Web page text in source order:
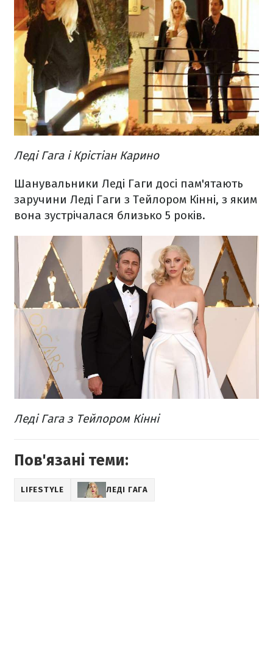
Леді Гага і Крістіан Карино
Шанувальники Леді Гаги досі пам'ятають
заручини Леді Гаги з Тейлором Кінні, з яким
вона зустрічалася близько 5 років.
Леді Гага з Тейлором Кінні
Пов'язані теми:
LIFESTYLE ЛЕДІ ГАГА